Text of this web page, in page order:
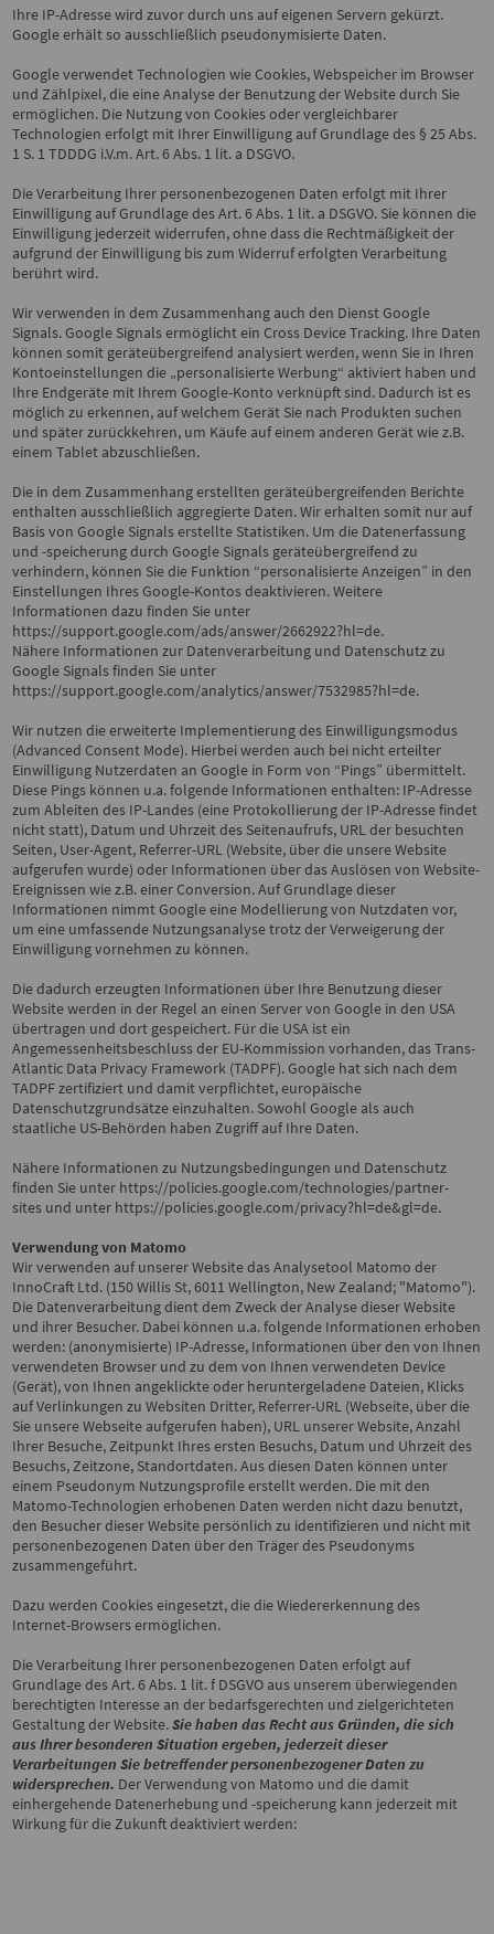
Ihre IP-Adresse wird zuvor durch uns auf eigenen Servern gekürzt.
Google erhält so ausschließlich pseudonymisierte Daten.
Google verwendet Technologien wie Cookies, Webspeicher im Browser
und Zählpixel, die eine Analyse der Benutzung der Website durch Sie
ermöglichen. Die Nutzung von Cookies oder vergleichbarer
Technologien erfolgt mit Ihrer Einwilligung auf Grundlage des § 25 Abs.
1 S. 1 TDDDG i.V.m. Art. 6 Abs. 1 lit. a DSGVO.
Die Verarbeitung Ihrer personenbezogenen Daten erfolgt mit Ihrer
Einwilligung auf Grundlage des Art. 6 Abs. 1 lit. a DSGVO. Sie können die
Einwilligung jederzeit widerrufen, ohne dass die Rechtmäßigkeit der
aufgrund der Einwilligung bis zum Widerruf erfolgten Verarbeitung
berührt wird.
Wir verwenden in dem Zusammenhang auch den Dienst Google
Signals. Google Signals ermöglicht ein Cross Device Tracking. Ihre Daten
können somit geräteübergreifend analysiert werden, wenn Sie in Ihren
Kontoeinstellungen die „personalisierte Werbung“ aktiviert haben und
Ihre Endgeräte mit Ihrem Google-Konto verknüpft sind. Dadurch ist es
möglich zu erkennen, auf welchem Gerät Sie nach Produkten suchen
und später zurückkehren, um Käufe auf einem anderen Gerät wie z.B.
einem Tablet abzuschließen.
Die in dem Zusammenhang erstellten geräteübergreifenden Berichte
enthalten ausschließlich aggregierte Daten. Wir erhalten somit nur auf
Basis von Google Signals erstellte Statistiken. Um die Datenerfassung
und -speicherung durch Google Signals geräteübergreifend zu
verhindern, können Sie die Funktion “personalisierte Anzeigen” in den
Einstellungen Ihres Google-Kontos deaktivieren. Weitere
Informationen dazu finden Sie unter
https://support.google.com/ads/answer/2662922?hl=de.
Nähere Informationen zur Datenverarbeitung und Datenschutz zu
Google Signals finden Sie unter
https://support.google.com/analytics/answer/7532985?hl=de.
Wir nutzen die erweiterte Implementierung des Einwilligungsmodus
(Advanced Consent Mode). Hierbei werden auch bei nicht erteilter
Einwilligung Nutzerdaten an Google in Form von “Pings” übermittelt.
Diese Pings können u.a. folgende Informationen enthalten: IP-Adresse
zum Ableiten des IP-Landes (eine Protokollierung der IP-Adresse findet
nicht statt), Datum und Uhrzeit des Seitenaufrufs, URL der besuchten
Seiten, User-Agent, Referrer-URL (Website, über die unsere Website
aufgerufen wurde) oder Informationen über das Auslösen von Website-
Ereignissen wie z.B. einer Conversion. Auf Grundlage dieser
Informationen nimmt Google eine Modellierung von Nutzdaten vor,
um eine umfassende Nutzungsanalyse trotz der Verweigerung der
Einwilligung vornehmen zu können.
Die dadurch erzeugten Informationen über Ihre Benutzung dieser
Website werden in der Regel an einen Server von Google in den USA
übertragen und dort gespeichert. Für die USA ist ein
Angemessenheitsbeschluss der EU-Kommission vorhanden, das Trans-
Atlantic Data Privacy Framework (TADPF).Google hat sich nach dem
TADPF zertifiziert und damit verpflichtet, europäische
Datenschutzgrundsätze einzuhalten. Sowohl Google als auch
staatliche US-Behörden haben Zugriff auf Ihre Daten.
Nähere Informationen zu Nutzungsbedingungen und Datenschutz
finden Sie unter https://policies.google.com/technologies/partner-
sites und unter https://policies.google.com/privacy?hl=de&gl=de.
Verwendung von Matomo
Wir verwenden auf unserer Website das Analysetool Matomo der
InnoCraft Ltd. (150 Willis St, 6011 Wellington, New Zealand; "Matomo").
Die Datenverarbeitung dient dem Zweck der Analyse dieser Website
und ihrer Besucher. Dabei können u.a. folgende Informationen erhoben
werden: (anonymisierte) IP-Adresse, Informationen über den von Ihnen
verwendeten Browser und zu dem von Ihnen verwendeten Device
(Gerät), von Ihnen angeklickte oder heruntergeladene Dateien, Klicks
auf Verlinkungen zu Websiten Dritter, Referrer-URL (Webseite, über die
Sie unsere Webseite aufgerufen haben), URL unserer Website, Anzahl
Ihrer Besuche, Zeitpunkt Ihres ersten Besuchs, Datum und Uhrzeit des
Besuchs, Zeitzone, Standortdaten. Aus diesen Daten können unter
einem Pseudonym Nutzungsprofile erstellt werden. Die mit den
Matomo-Technologien erhobenen Daten werden nicht dazu benutzt,
den Besucher dieser Website persönlich zu identifizieren und nicht mit
personenbezogenen Daten über den Träger des Pseudonyms
zusammengeführt.
Dazu werden Cookies eingesetzt, die die Wiedererkennung des
Internet-Browsers ermöglichen.
Die Verarbeitung Ihrer personenbezogenen Daten erfolgt auf
Grundlage des Art. 6 Abs. 1 lit. f DSGVO aus unserem überwiegenden
berechtigten Interesse an der bedarfsgerechten und zielgerichteten
Gestaltung der Website.Sie haben das Recht aus Gründen, die sich
aus Ihrer besonderen Situation ergeben, jederzeit dieser
Verarbeitungen Sie betreffender personenbezogener Daten zu
widersprechen. Der Verwendung von Matomo und die damit
einhergehende Datenerhebung und -speicherung kann jederzeit mit
Wirkung für die Zukunft deaktiviert werden: